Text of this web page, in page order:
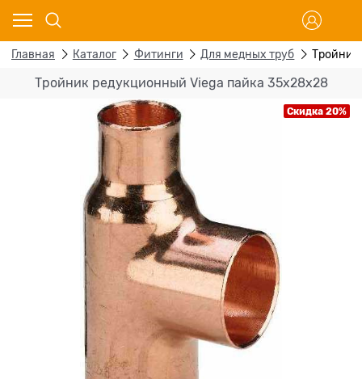
Главная Каталог Фитинги Для медных труб Тройник
Тройник редукционный Viega пайка 35х28х28
Скидка 20%